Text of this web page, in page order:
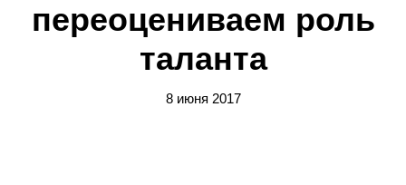
переоцениваем роль
таланта
8 июня 2017